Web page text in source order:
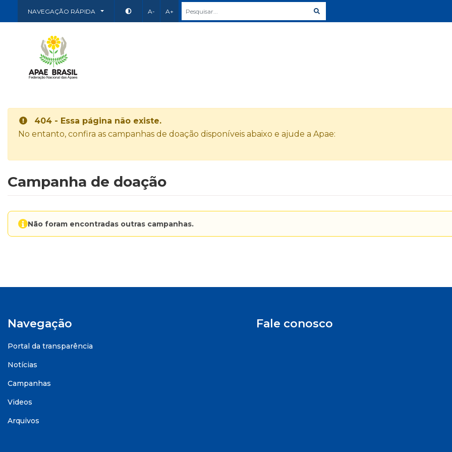
NAVEGAÇÃO RÁPIDA A- A+
404 - Essa página não existe.
No entanto, confira as campanhas de doação disponíveis abaixo e ajude a Apae:
Campanha de doação
Não foram encontradas outras campanhas.
Navegação
Portal da transparência
Notícias
Campanhas
Videos
Arquivos
Fale conosco